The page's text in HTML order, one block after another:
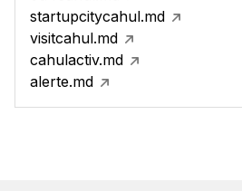
startupcitycahul.md
visitcahul.md
cahulactiv.md
alerte.md